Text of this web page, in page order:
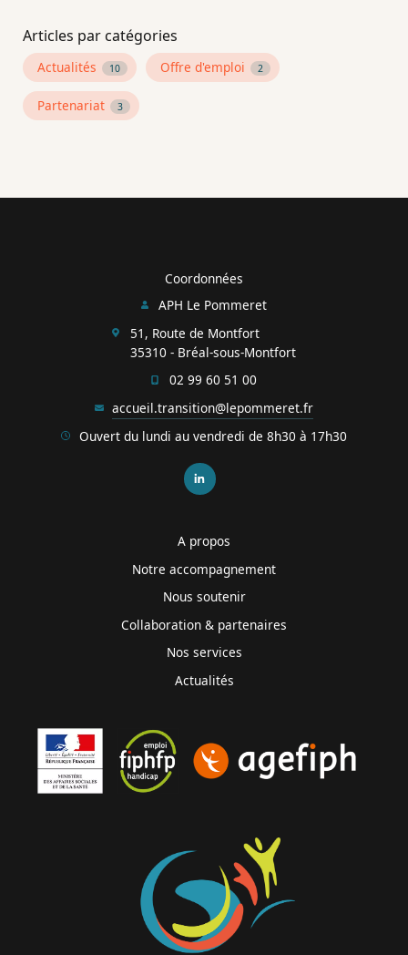
Articles par catégories
Actualités 10 Offre d'emploi 2
Partenariat 3
Coordonnées
APH Le Pommeret
51, Route de Montfort
35310 - Bréal-sous-Montfort
02 99 60 51 00
accueil.transition@lepommeret.fr
Ouvert du lundi au vendredi de 8h30 à 17h30
A propos
Notre accompagnement
Nous soutenir
Collaboration & partenaires
Nos services
Actualités